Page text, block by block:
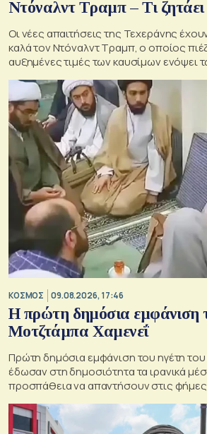
Ντόναλντ Τραμπ – Τι ζητάει
Οι νέες απαιτήσεις της Τεχεράνης
καλά τον Ντόναλντ Τραμπ, ο οποίος
αυξημένες τιμές των καυσίμων ενόψει
εκλογών του Νοεμβρίου στις ΗΠΑ
ΚΟΣΜΟΣ 09.08.2026, 17:46
Η πρώτη δημόσια εμφάνιση
Μοτζτάμπα Χαμενεΐ
Πρώτη δημόσια εμφάνιση του ηγέτη του
έδωσαν στη δημοσιότητα τα ιρανικά
προσπάθεια να απαντήσουν στις φήμες